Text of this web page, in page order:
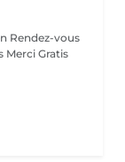
Rendez-vous